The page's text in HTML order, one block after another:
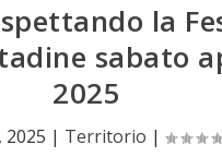
la
sabato
2025
2025 | Territorio |